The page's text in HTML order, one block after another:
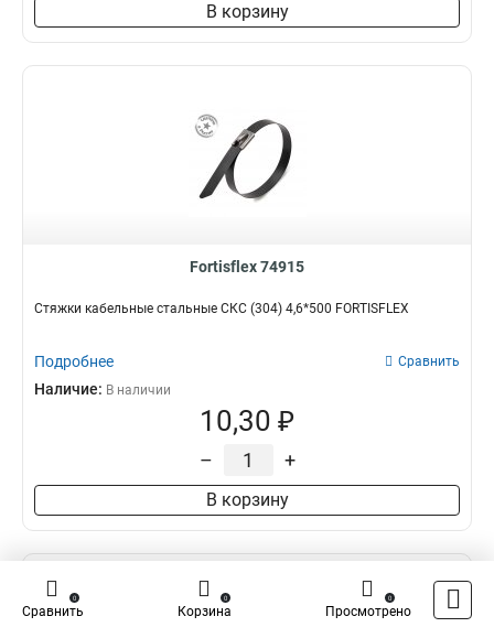
В корзину
Fortisflex 74915
Стяжки кабельные стальные СКС (304) 4,6*500 FORTISFLEX
Подробнее Сравнить
Наличие: В наличии
10,30 ₽
– +
В корзину
Сравнить
0
Корзина
0
Просмотрено
0